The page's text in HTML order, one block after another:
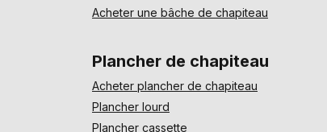
Acheter une bâche de chapiteau
Plancher de chapiteau
Acheter plancher de chapiteau
Plancher lourd
Plancher cassette